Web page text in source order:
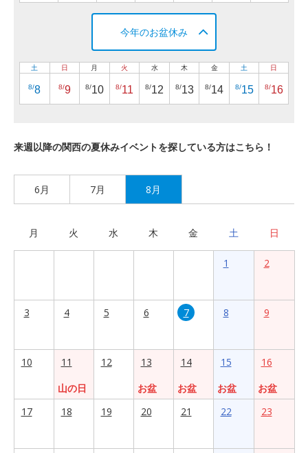
今年のお盆休み
土
8/8
日
8/9
月
8/10
火
8/11
水
8/12
木
8/13
金
8/14
土
8/15
日
8/16
来週以降の関西の夏休みイベントを探している方はこちら！
6月 7月 8月
月 火 水 木 金 土 日
1 2
3 4 5 6 7 8 9
10
11
山の日
12
13
お盆
14
お盆
15
お盆
16
お盆
17
18 19 20 21 22 23